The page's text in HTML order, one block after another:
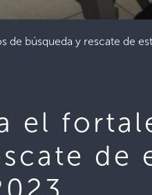
búsqueda y rescate de
el
de